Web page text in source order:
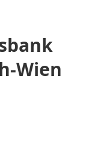
Wien